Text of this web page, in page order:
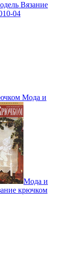
Вязание
04
Мода и
Мода и
крючком